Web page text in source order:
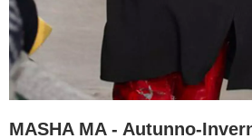
MASHA MA - Autunno-